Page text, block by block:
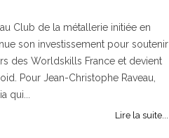
Club de la métallerie initiée en
son investissement pour soutenir
des Worldskills France et devient
Pour Jean-Christophe Raveau,
qui...
Lire la suite...